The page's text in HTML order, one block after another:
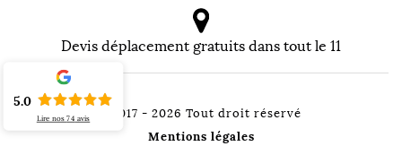
Devis déplacement gratuits dans tout le 11
©2017 - 2026 Tout droit réservé
Mentions légales
5.0
Lire nos74 avis